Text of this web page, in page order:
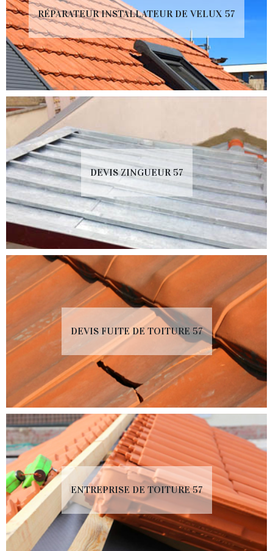
RÉPARATEUR INSTALLATEUR DE VELUX 57
DEVIS ZINGUEUR 57
DEVIS FUITE DE TOITURE 57
ENTREPRISE DE TOITURE 57